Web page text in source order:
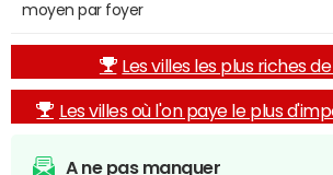
moyen par foyer
Les villes les plus riches
Les villes où l'on paye le plus
A ne pas manquer